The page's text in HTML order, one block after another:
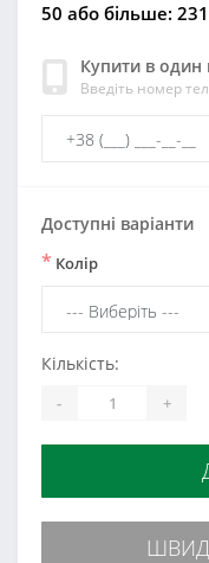
50 або більше:
Купити в один
Введіть номер
Доступні варіанти
* Колір
Кількість:
- +